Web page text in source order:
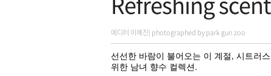
에디터 이예진| photographed by park gun zoo
선선한 바람이 불어오는 이 계절, 시트러
위한 남녀 향수 컬렉션.